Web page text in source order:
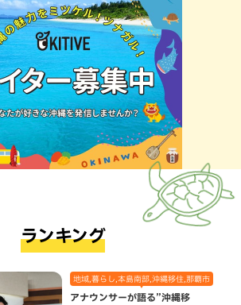
ランキング
地域,暮らし,本島南部,沖縄移住,那覇市
アナウンサーが語る”沖縄移